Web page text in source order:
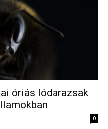
óriás lódarazsak
0